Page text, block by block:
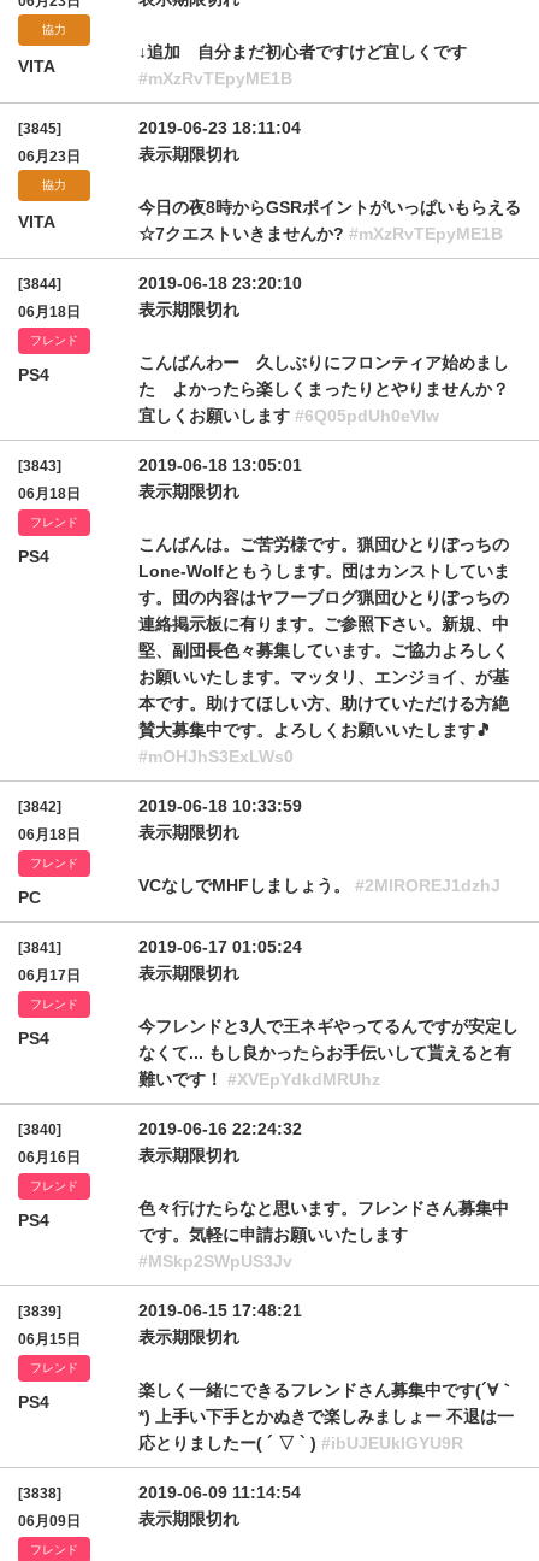
協力
VITA
↓追加 自分まだ初心者ですけど宜しくです
#mXzRvTEpyME1B
[3845]
06月23日
協力
VITA
2019-06-23 18:11:04
表示期限切れ
今日の夜8時からGSRポイントがいっぱいもらえる
☆7クエストいきませんか? #mXzRvTEpyME1B
[3844]
06月18日
フレンド
PS4
2019-06-18 23:20:10
表示期限切れ
こんばんわー 久しぶりにフロンティア始めまし
た よかったら楽しくまったりとやりませんか？
宜しくお願いします #6Q05pdUh0eVIw
[3843]
06月18日
フレンド
PS4
2019-06-18 13:05:01
表示期限切れ
こんばんは。ご苦労様です。猟団ひとりぽっちの
Lone-Wolfともうします。団はカンストしていま
す。団の内容はヤフーブログ猟団ひとりぽっちの
連絡掲示板に有ります。ご参照下さい。新規、中
堅、副団長色々募集しています。ご協力よろしく
お願いいたします。マッタリ、エンジョイ、が基
本です。助けてほしい方、助けていただける方絶
賛大募集中です。よろしくお願いいたします🎵
#mOHJhS3ExLWs0
[3842]
06月18日
フレンド
PC
2019-06-18 10:33:59
表示期限切れ
VCなしでMHFしましょう。 #2MlROREJ1dzhJ
[3841]
06月17日
フレンド
PS4
2019-06-17 01:05:24
表示期限切れ
今フレンドと3人で王ネギやってるんですが安定し
なくて... もし良かったらお手伝いして貰えると有
難いです！ #XVEpYdkdMRUhz
[3840]
06月16日
フレンド
PS4
2019-06-16 22:24:32
表示期限切れ
色々行けたらなと思います。フレンドさん募集中
です。気軽に申請お願いいたします
#MSkp2SWpUS3Jv
[3839]
06月15日
フレンド
PS4
2019-06-15 17:48:21
表示期限切れ
楽しく一緒にできるフレンドさん募集中です(´∀｀
*) 上手い下手とかぬきで楽しみましょー 不退は一
応とりましたー( ´ ▽ ` ) #ibUJEUklGYU9R
[3838]
06月09日
フレンド
2019-06-09 11:14:54
表示期限切れ